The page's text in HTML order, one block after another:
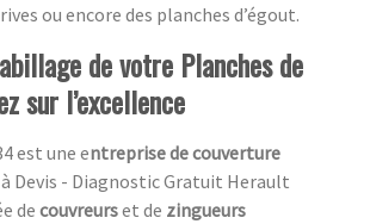
ou encore des planches d’égout.
de votre Planches de
sur l’excellence
est une entreprise de couverture
Devis - Diagnostic Gratuit Herault
de couvreurset de zingueurs